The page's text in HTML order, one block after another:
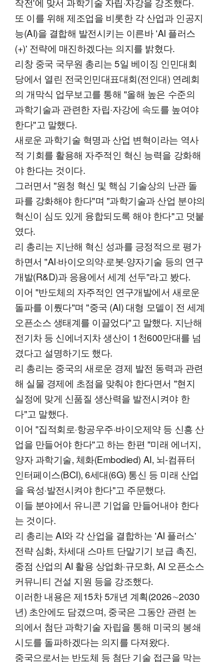
또 이를 위해 제조업을 비롯한 각 산업과 인공지
능(AI)을 결합해 발전시키는 이른바 'AI 플러스
(+)' 전략에 매진하겠다는 의지를 밝혔다.
리창 중국 국무원 총리는 5일 베이징 인민대회
당에서 열린 전국인민대표대회(전인대) 연례회
의 개막식 업무보고를 통해 "올해 높은 수준의
과학기술과 관련한 자립·자강에 속도를 높여야
한다"고 말했다.
새로운 과학기술 혁명과 산업 변혁이라는 역사
적 기회를 활용해 자주적인 혁신 능력을 강화해
야 한다는 것이다.
그러면서 "원청 혁신 및 핵심 기술상의 난관 돌
파를 강화해야 한다"며 "과학기술과 산업 분야의
혁신이 심도 있게 융합되도록 해야 한다"고 덧붙
였다.
리 총리는 지난해 혁신 성과를 긍정적으로 평가
하면서 "AI·바이오의약·로봇·양자기술 등의 연구
개발(R&D)과 응용에서 세계 선두"라고 봤다.
이어 "반도체의 자주적인 연구개발에서 새로운
돌파를 이뤘다"며 "중국 (AI) 대형 모델이 전 세계
오픈소스 생태계를 이끌었다"고 말했다. 지난해
전기차 등 신에너지차 생산이 1천600만대를 넘
겼다고 설명하기도 했다.
리 총리는 중국의 새로운 경제 발전 동력과 관련
해 실물 경제에 초점을 맞춰야 한다면서 "현지
실정에 맞게 신품질 생산력을 발전시켜야 한
다"고 말했다.
이어 "집적회로·항공우주·바이오제약 등 신흥 산
업을 만들어야 한다"고 하는 한편 "미래 에너지,
양자 과학기술, 체화(Embodied) AI, 뇌-컴퓨터
인터페이스(BCI), 6세대(6G) 통신 등 미래 산업
을 육성·발전시켜야 한다"고 주문했다.
이들 분야에서 유니콘 기업을 만들어내야 한다
는 것이다.
리 총리는 AI와 각 산업을 결합하는 'AI 플러스'
전략 심화, 차세대 스마트 단말기기 보급 촉진,
중점 산업의 AI 활용 상업화·규모화, AI 오픈소스
커뮤니티 건설 지원 등을 강조했다.
이러한 내용은 제15차 5개년 계획(2026∼2030
년) 초안에도 담겼으며, 중국은 그동안 관련 논
의에서 첨단 과학기술 자립을 통해 미국의 봉쇄
시도를 돌파하겠다는 의지를 다져왔다.
중국으로서는 반도체 등 첨단 기술 접근을 막는